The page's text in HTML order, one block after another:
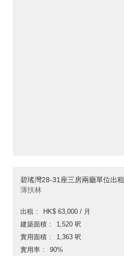
碧瑤灣28-31座三房兩廳單位出租
薄扶林
出租
HK$ 63,000 / 月
建築面積
1,520 呎
實用面積
1,363 呎
實用率
90%